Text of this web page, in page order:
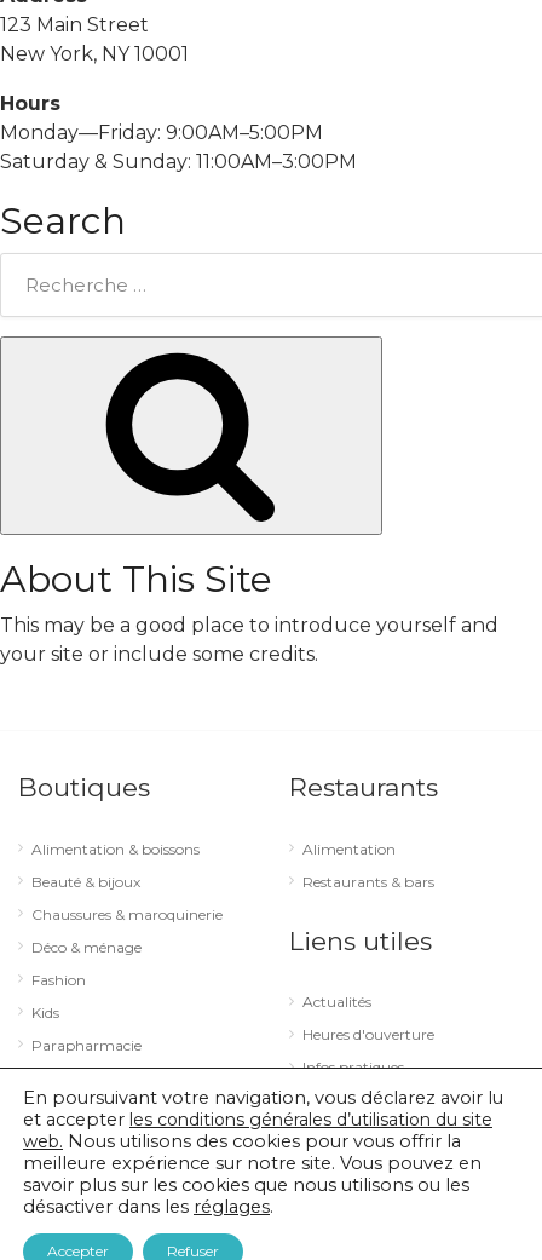
123 Main Street
New York, NY 10001
Hours
Monday—Friday: 9:00AM–5:00PM
Saturday & Sunday: 11:00AM–3:00PM
Search
About This Site
This may be a good place to introduce yourself and
your site or include some credits.
Boutiques
Alimentation & boissons
Beauté & bijoux
Chaussures & maroquinerie
Déco & ménage
Fashion
Kids
Parapharmacie
Sport & loisirs
Technologie & optique
Restaurants
Alimentation
Restaurants & bars
Liens utiles
Actualités
Heures d'ouverture
Infos pratiques
© 2026 City Concorde |Mentions légales
En poursuivant votre navigation, vous déclarez avoir lu
et accepter les conditions générales d’utilisation du site
web. Nous utilisons des cookies pour vous offrir la
meilleure expérience sur notre site. Vous pouvez en
savoir plus sur les cookies que nous utilisons ou les
désactiver dans les réglages.
Accepter Refuser